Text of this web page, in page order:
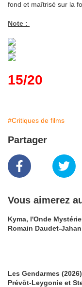
fond et maîtrisé sur la
Note :
15/20
#Critiques de films
Partager
Vous aimerez
Kyma, l'Onde
Romain Daudet-Jahan
Les Gendarmes
Prévôt-Leygonie et